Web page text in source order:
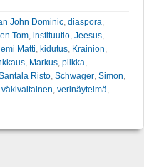
John Dominic, diaspora,
Tom, instituutio, Jeesus,
Matti, kidutus, Krainion,
, Markus, pilkka,
Risto, Schwager, Simon,
väkivaltainen, verinäytelmä,